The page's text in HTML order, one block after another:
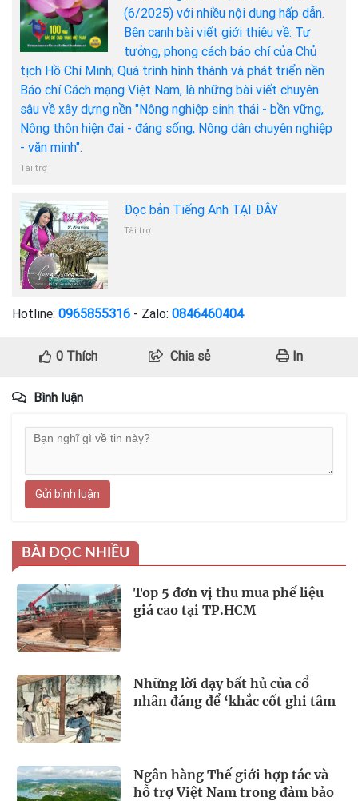
(6/2025) với nhiều nội dung hấp dẫn.
Bên cạnh bài viết giới thiệu về: Tư
tưởng, phong cách báo chí của Chủ
tịch Hồ Chí Minh; Quá trình hình thành và phát triển nền
Báo chí Cách mạng Việt Nam, là những bài viết chuyên
sâu về xây dựng nền "Nông nghiệp sinh thái - bền vững,
Nông thôn hiện đại - đáng sống, Nông dân chuyên nghiệp
- văn minh".
Tài trợ
Đọc bản Tiếng Anh TẠI ĐÂY
Tài trợ
Hotline: 0965855316 - Zalo: 0846460404
0Thích Chia sẻ In
Bình luận
Gửi bình luận
BÀI ĐỌC NHIỀU
Top 5 đơn vị thu mua phế liệu
giá cao tại TP.HCM
Những lời dạy bất hủ của cổ
nhân đáng để ‘khắc cốt ghi tâm
Ngân hàng Thế giới hợp tác và
hỗ trợ Việt Nam trong đảm bảo